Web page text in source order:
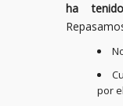
ha
por